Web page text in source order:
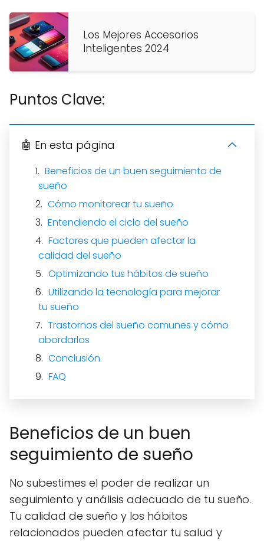
Los Mejores Accesorios
Inteligentes 2024
Puntos Clave:
🤖 En esta página
Beneficios de un buen seguimiento de
sueño
Cómo monitorear tu sueño
Entendiendo el ciclo del sueño
Factores que pueden afectar la
calidad del sueño
Optimizando tus hábitos de sueño
Utilizando la tecnología para mejorar
tu sueño
Trastornos del sueño comunes y cómo
abordarlos
Conclusión
FAQ
Beneficios de un buen
seguimiento de sueño
No subestimes el poder de realizar un
seguimiento y análisis adecuado de tu sueño.
Tu calidad de sueño y los hábitos
relacionados pueden afectar tu salud y